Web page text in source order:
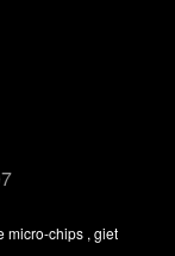
micro-chips , giet